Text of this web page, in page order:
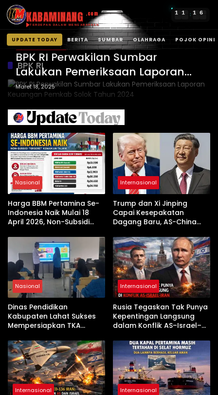
KABAMINANG .com
TERDEPAN DALAM MENGABARKAN
1 1 : 1 6
UPDATE TODAY BERITA SUMBAR OLAHRAGA POJOK OPINI
Langsung
konten
BPK RI
Kabupaten Solok
BPK RI Perwakilan Sumbar
Lakukan Pemeriksaan Laporan
Keuangan Pemkab Solok Tahun
2024
Maret 18, 2025
Nasional
Harga BBM Pertamina Se-
Indonesia Naik Mulai 18
April 2026, Non-Subsidi
Internasional
Trump dan Xi Jinping
Capai Kesepakatan
Dagang Baru, AS-China
Jelang Kunjungan Beijing
Nasional
Dinas Pendidikan
Kabupaten Lahat Sukses
Mempersiapkan TKA
Pembekalan Latihan Soal
Tanpa Internet
Internasional
Rusia Tegaskan Tak Punya
Kepentingan Langsung
dalam Konflik AS–Israel–
Internasional Internasional